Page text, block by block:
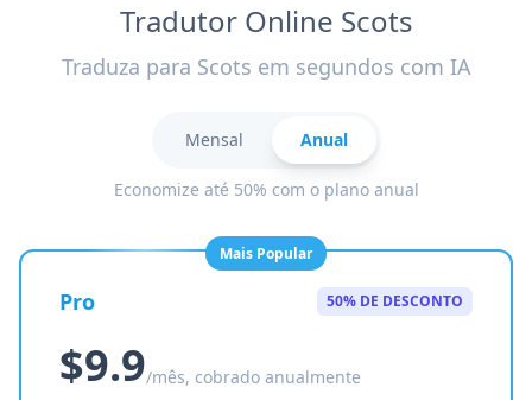
Tradutor Online Scots
Traduza para Scots em segundos com IA
Mensal Anual
Economize até 50% com o plano anual
Mais Popular
Pro 50% DE DESCONTO
$9.9/mês, cobrado anualmente